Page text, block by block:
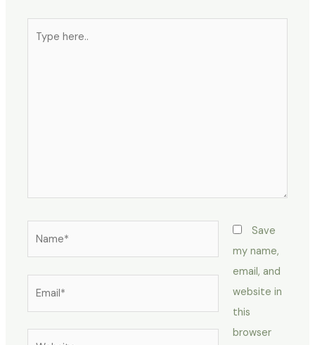
Save
my name,
email, and
website in
this
browser